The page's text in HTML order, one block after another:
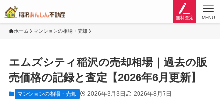
無料査定 MENU
ホーム マンションの相場・売却
エムズシティ稲沢の売却相場｜過去の販
売価格の記録と査定【2026年6月更新】
マンションの相場・売却 2026年3月3日 2026年8月7日